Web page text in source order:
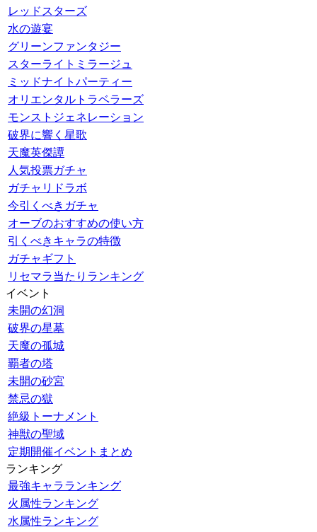
レッドスターズ
水の遊宴
グリーンファンタジー
スターライトミラージュ
ミッドナイトパーティー
オリエンタルトラベラーズ
モンストジェネレーション
破界に響く星歌
天魔英傑譚
人気投票ガチャ
ガチャリドラボ
今引くべきガチャ
オーブのおすすめの使い方
引くべきキャラの特徴
ガチャギフト
リセマラ当たりランキング
イベント
未開の幻洞
破界の星墓
天魔の孤城
覇者の塔
未開の砂宮
禁忌の獄
絶級トーナメント
神獣の聖域
定期開催イベントまとめ
ランキング
最強キャラランキング
火属性ランキング
水属性ランキング